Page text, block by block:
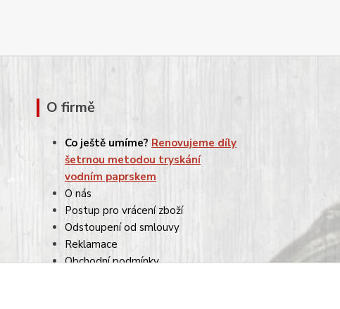
O firmě
Co ještě umíme? Renovujeme díly
šetrnou metodou tryskání
vodním paprskem
O nás
Postup pro vrácení zboží
Odstoupení od smlouvy
Reklamace
Obchodní podmínky